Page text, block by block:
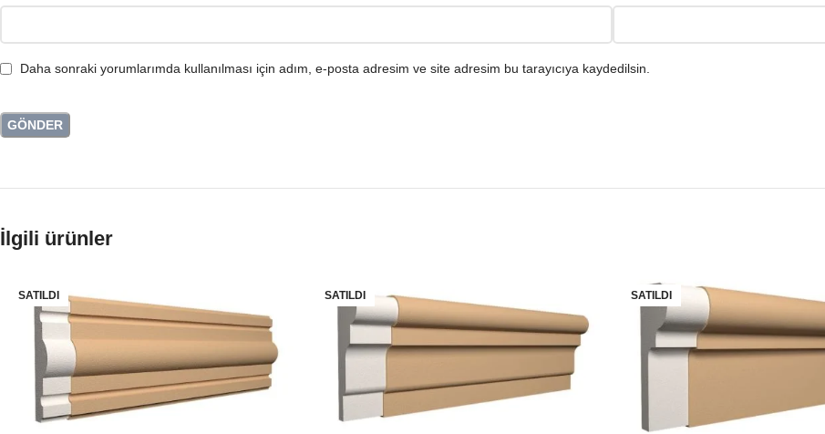
Daha sonraki yorumlarımda kullanılması için adım, e-posta adresim ve site adresim bu tarayıcıya kaydedilsin.
İlgili ürünler
SATILDI SATILDI SATILDI